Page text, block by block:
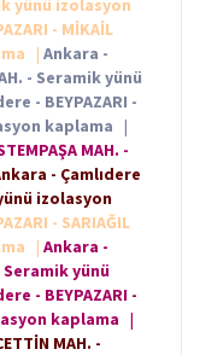
yünü izolasyon
- MİKAİL
| Ankara -
- Seramik yünü
- BEYPAZARI -
kaplama |
MAH. -
- Çamlıdere
yünü izolasyon
- SARIAĞIL
| Ankara -
Seramik yünü
- BEYPAZARI -
kaplama |
MAH. -